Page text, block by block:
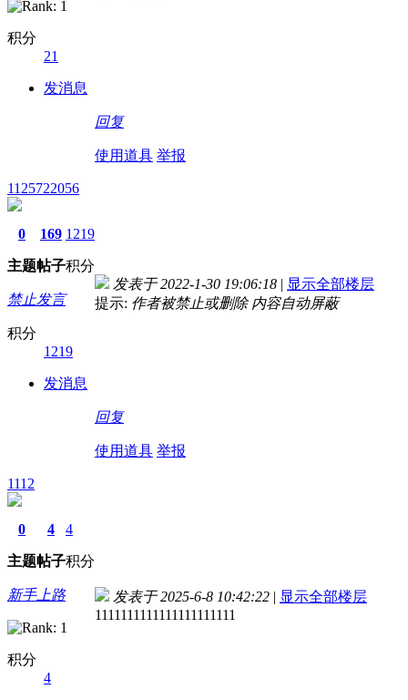
积分
21
发消息
回复
使用道具 举报
1125722056
0
主题
169
帖子
1219
积分
禁止发言
积分
1219
发消息
发表于 2022-1-30 19:06:18 | 显示全部楼层
提示: 作者被禁止或删除 内容自动屏蔽
回复
使用道具 举报
1112
0
主题
4
帖子
4
积分
新手上路
积分
4
发表于 2025-6-8 10:42:22 | 显示全部楼层
1111111111111111111111